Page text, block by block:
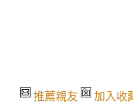
推薦親友 加入收